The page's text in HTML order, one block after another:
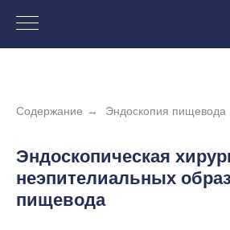
Содержание → Эндоскопия пищевода
Эндоскопическая
неэпителиальных
пищевода